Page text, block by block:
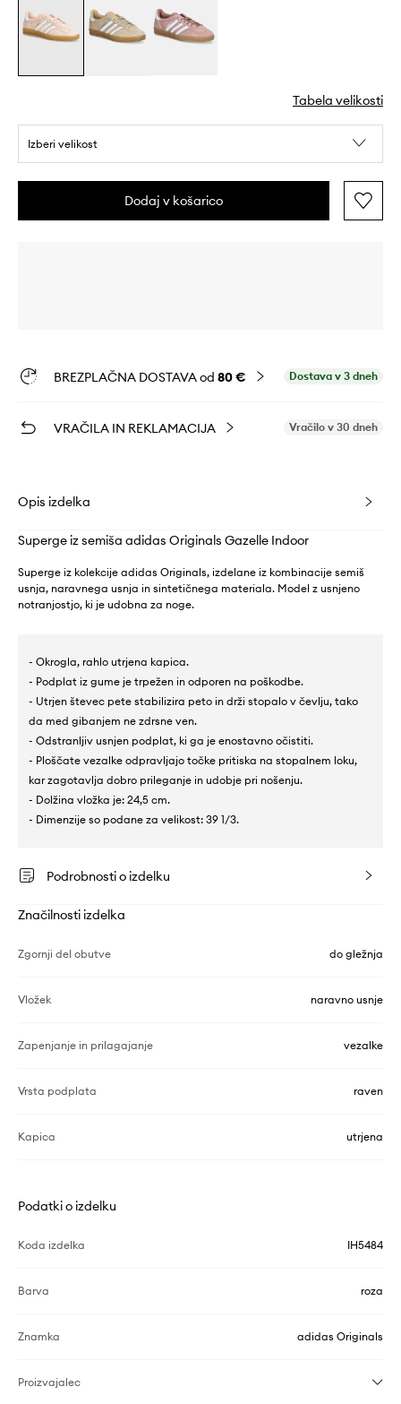
Tabela velikosti
Izberi velikost
Dodaj v košarico
BREZPLAČNA DOSTAVA od 80 € Dostava v 3 dneh
VRAČILA IN REKLAMACIJA Vračilo v 30 dneh
Opis izdelka
Superge iz semiša adidas Originals Gazelle Indoor
Superge iz kolekcije adidas Originals, izdelane iz kombinacije semiš
usnja, naravnega usnja in sintetičnega materiala. Model z usnjeno
notranjostjo, ki je udobna za noge.
- Okrogla, rahlo utrjena kapica.
- Podplat iz gume je trpežen in odporen na poškodbe.
- Utrjen števec pete stabilizira peto in drži stopalo v čevlju, tako
da med gibanjem ne zdrsne ven.
- Odstranljiv usnjen podplat, ki ga je enostavno očistiti.
- Ploščate vezalke odpravljajo točke pritiska na stopalnem loku,
kar zagotavlja dobro prileganje in udobje pri nošenju.
- Dolžina vložka je: 24,5 cm.
- Dimenzije so podane za velikost: 39 1/3.
Podrobnosti o izdelku
Značilnosti izdelka
Zgornji del obutve do gležnja
Vložek naravno usnje
Zapenjanje in prilagajanje vezalke
Vrsta podplata raven
Kapica utrjena
Podatki o izdelku
Koda izdelka IH5484
Barva roza
Znamka adidas Originals
Proizvajalec